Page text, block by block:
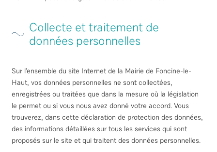
Collecte et traitement de
données personnelles
Sur l’ensemble du site Internet de la Mairie de Foncine-le-
Haut, vos données personnelles ne sont collectées,
enregistrées ou traitées que dans la mesure où la législation
le permet ou si vous nous avez donné votre accord. Vous
trouverez, dans cette déclaration de protection des données,
des informations détaillées sur tous les services qui sont
proposés sur le site et qui traitent des données personnelles.